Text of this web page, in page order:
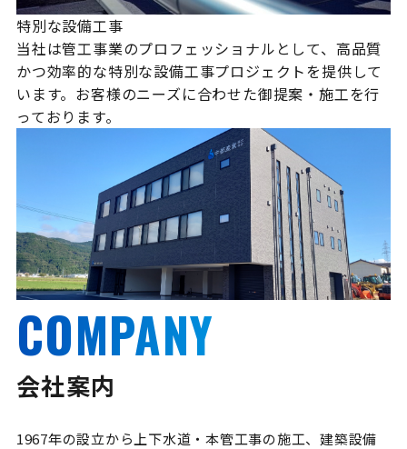
特別な設備工事
当社は管工事業のプロフェッショナルとして、高品質
かつ効率的な特別な設備工事プロジェクトを提供して
います。お客様のニーズに合わせた御提案・施工を行
っております。
COMPANY
会社案内
1967年の設立から上下水道・本管工事の施工、建築設備